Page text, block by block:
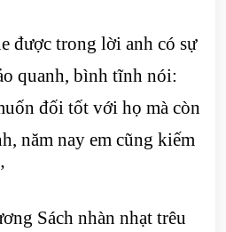
được trong lời anh có sự
quanh, bình tĩnh nói:
đối tốt với họ mà còn
năm nay em cũng kiếm
Sách nhàn nhạt trêu